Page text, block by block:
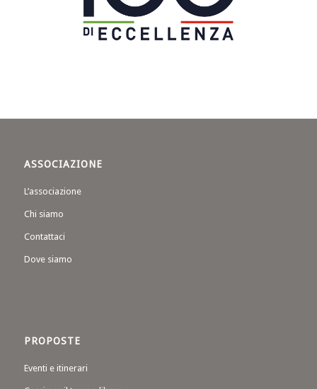
ASSOCIAZIONE
L’associazione
Chi siamo
Contattaci
Dove siamo
PROPOSTE
Eventi e itinerari